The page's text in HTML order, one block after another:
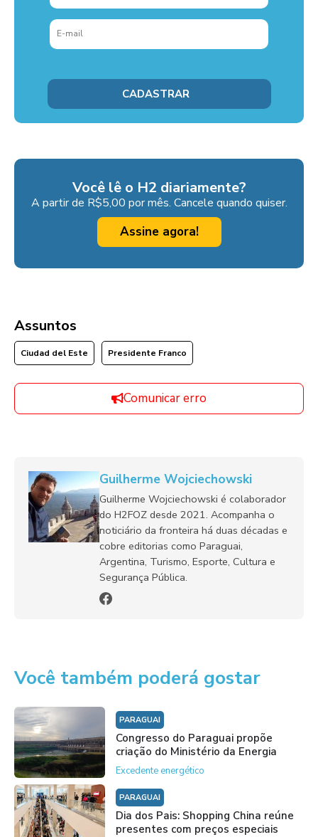
Você lê o H2 diariamente?
A partir de R$5,00 por mês. Cancele quando quiser.
Assine agora!
Assuntos
Ciudad del Este Presidente Franco
Comunicar erro
Guilherme Wojciechowski
Guilherme Wojciechowski é colaborador
do H2FOZ desde 2021. Acompanha o
noticiário da fronteira há duas décadas e
cobre editorias como Paraguai,
Argentina, Turismo, Esporte, Cultura e
Segurança Pública.
Você também poderá gostar
PARAGUAI
Congresso do Paraguai propõe
criação do Ministério da Energia
Excedente energético
PARAGUAI
Dia dos Pais: Shopping China reúne
presentes com preços especiais